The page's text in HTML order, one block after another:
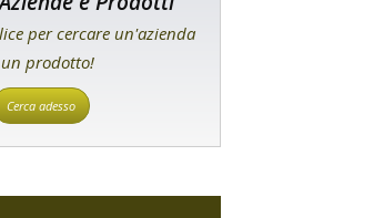
per cercare un'azienda
prodotto!
Cerca adesso